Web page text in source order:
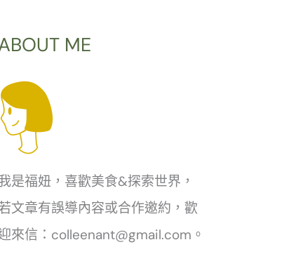
ME
是福妞，喜歡美食&探索世界，
文章有誤導內容或合作邀約，歡
來信：colleenant@gmail.com。